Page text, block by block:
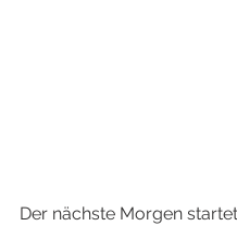
Der nächste Morgen